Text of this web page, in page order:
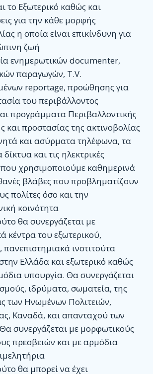
Εκλογές
Έγγραφα Συνεργασιών
Εγγραφές
Πρωτόκολλα
Μητρώο
ΕΠΙΚΟΙΝΩΝΊΑ
το Εξωτερικό καθώς και
για την κάθε μορφής
η οποία είναι επικίνδυνη για
ζωή
ενημερωτικών documenter,
παραγωγών, T.V.
reportage, προώθησης για
του περιβάλλοντος
προγράμματα Περιβαλλοντικής
και προστασίας της ακτινοβολίας
και ασύρματα τηλέφωνα, τα
και τις ηλεκτρικές
χρησιμοποιούμε καθημερινά
βλάβες που προβληματίζουν
πολίτες όσο και την
κοινότητα
θα συνεργάζεται με
κέντρα του εξωτερικού,
πανεπιστημιακά ινστιτούτα
Ελλάδα και εξωτερικό καθώς
υπουργία. Θα συνεργάζεται
ιδρύματα, σωματεία, της
των Ηνωμένων Πολιτειών,
Καναδά, και απανταχού των
συνεργάζεται με μορφωτικούς
πρεσβειών και με αρμόδια
θα μπορεί να έχει